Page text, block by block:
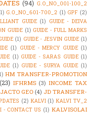
(94) G.O_NO_001-100_2
G.O_NO_601-700_2 (1) GPF (2)
GUIDE (1) GUIDE - DEIVA
GUIDE (1) GUIDE - FULL MARKS
(1) GUIDE - JESVIN GUIDE (1)
(1) GUIDE - MERCY GUIDE (1)
(1) GUIDE - SARAS GUIDE (1)
(1) GUIDE - SURYA GUIDE (1)
HM TRANSFER-PROMOTION
(23) IFHRMS (3) INCOME TAX
JACTO GEO (4) JD TRANSFER-
(2) KALVI (1) KALVI TV_2
- CONTACT US (1) KALVISOLAI